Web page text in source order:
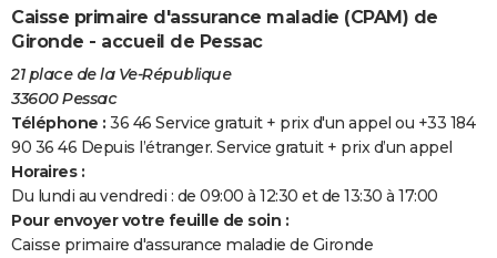
Caisse primaire d'assurance maladie (CPAM) de
Gironde - accueil de Pessac
21 place de la Ve-République
33600 Pessac
Téléphone : 36 46 Service gratuit + prix d'un appel ou +33 184
90 36 46 Depuis l’étranger. Service gratuit + prix d’un appel
Horaires :
Du lundi au vendredi : de 09:00 à 12:30 et de 13:30 à 17:00
Pour envoyer votre feuille de soin :
Caisse primaire d'assurance maladie de Gironde